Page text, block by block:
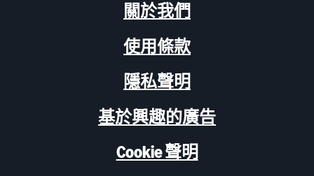
關於我們
使用條款
隱私聲明
基於興趣的廣告
Cookie 聲明